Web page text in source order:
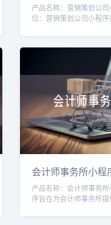
产品名称：营销策划公
位：营销策划公司小程
会计师事务所小程
产品名称：会计师事务
序旨在为会计师事务所